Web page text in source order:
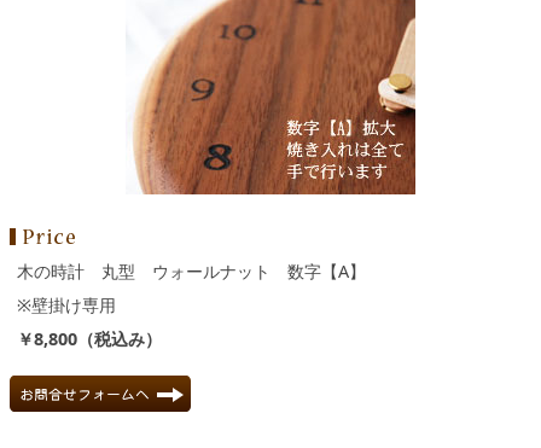
木の時計 丸型 ウォールナット 数字【A】
※壁掛け専用
￥8,800（税込み）